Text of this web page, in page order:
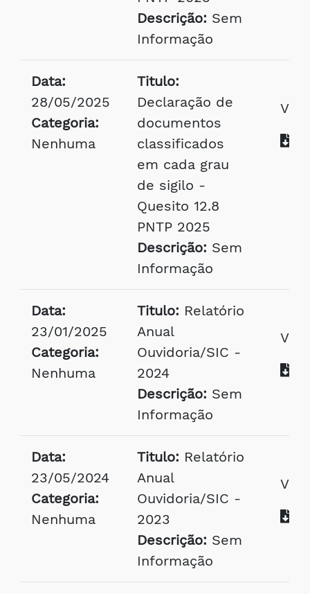
Descrição: Sem
Informação
Data:
28/05/2025
Categoria:
Nenhuma
Titulo:
Declaração de
documentos
classificados
em cada grau
de sigilo -
Quesito 12.8
PNTP 2025
Descrição: Sem
Informação
Data:
23/01/2025
Categoria:
Nenhuma
Titulo: Relatório
Anual
Ouvidoria/SIC -
2024
Descrição: Sem
Informação
Data:
23/05/2024
Categoria:
Nenhuma
Titulo: Relatório
Anual
Ouvidoria/SIC -
2023
Descrição: Sem
Informação